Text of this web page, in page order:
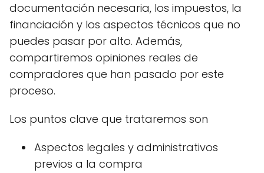
documentación necesaria, los impuestos, la
financiación y los aspectos técnicos que no
puedes pasar por alto. Además,
compartiremos opiniones reales de
compradores que han pasado por este
proceso.
Los puntos clave que trataremos son
Aspectos legales y administrativos
previos a la compra